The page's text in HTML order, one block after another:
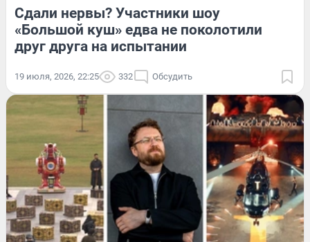
Сдали нервы? Участники шоу
«Большой куш» едва не поколотили
друг друга на испытании
19 июля, 2026, 22:25 332 Обсудить